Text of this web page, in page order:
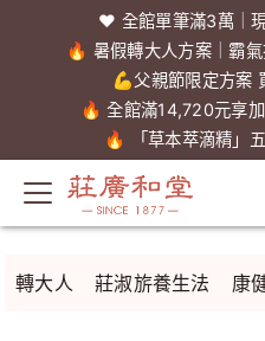
❤️ 全館單筆滿3萬｜
🔥 暑假轉大人方案｜霸
💪父親節限定方案
🔥 全館滿14,720元享
🔥 「草本萃滴精」
轉大人 莊淑旂養生法 康